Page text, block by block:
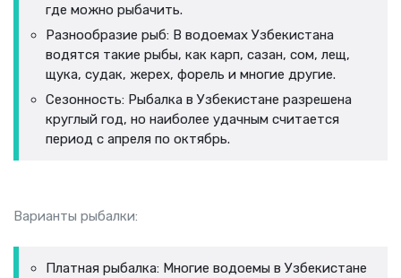
где можно рыбачить.
Разнообразие рыб: В водоемах Узбекистана
водятся такие рыбы, как карп, сазан, сом, лещ,
щука, судак, жерех, форель и многие другие.
Сезонность: Рыбалка в Узбекистане разрешена
круглый год, но наиболее удачным считается
период с апреля по октябрь.
Варианты рыбалки:
Платная рыбалка: Многие водоемы в Узбекистане